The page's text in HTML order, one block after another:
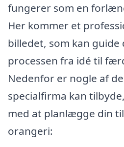
fungerer som en
Her kommer et
billedet, som kan guide
processen fra idé til
Nedenfor er nogle af
specialfirma kan
med at planlægge din
orangeri: